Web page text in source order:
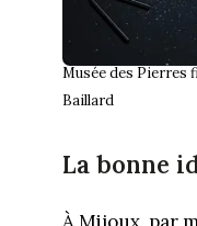
Musée des Pierres
Baillard
La bonne
À Mijoux, par